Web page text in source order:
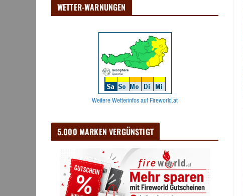
WETTER-WARNUNGEN
Weitere Wetterinfos auf Fireworld.at
5.000 MARKEN VERGÜNSTIGT